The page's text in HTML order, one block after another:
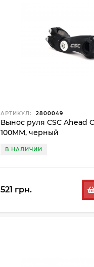
АРТИКУЛ: 2800049
Вынос руля CSC Ahead
100MM, черный
В НАЛИЧИИ
521 грн.